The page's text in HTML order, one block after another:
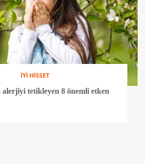
İYİ HİSSET
tetikleyen 8 önemli etken